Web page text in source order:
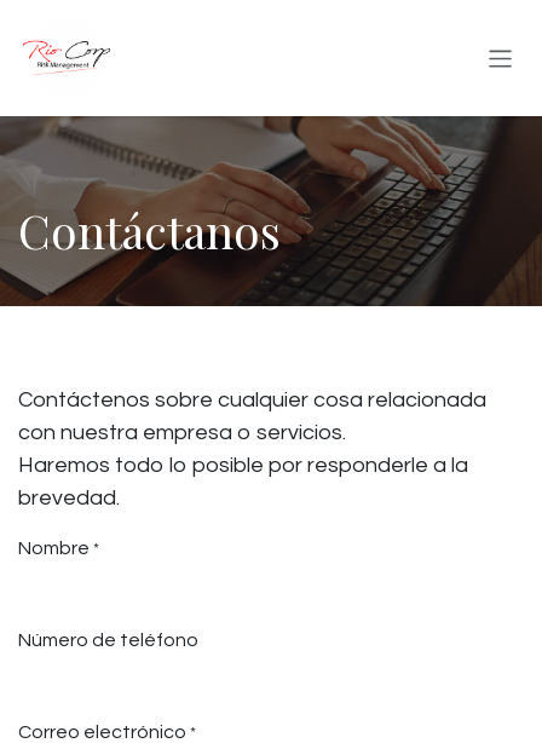
Contáctanos
Contáctenos sobre cualquier cosa relacionada
con nuestra empresa o servicios.
Haremos todo lo posible por responderle a la
brevedad.
Nombre *
Número de teléfono
Correo electrónico *